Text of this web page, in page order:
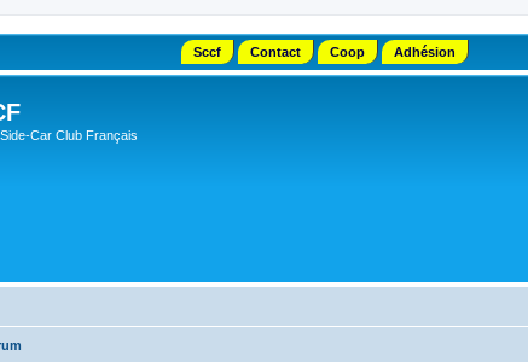
Sccf Contact Coop Adhésion
Car Club Français